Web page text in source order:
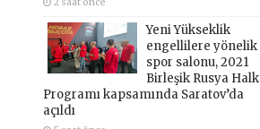
Yeni Yükseklik
engellilere yönelik
spor salonu, 2021
Birleşik Rusya Halk
Programı kapsamında Saratov’da
açıldı